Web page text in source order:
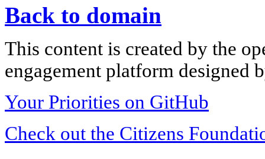
Back to domain
This content is created by the
engagement platform designed
Your Priorities on GitHub
Check out the Citizens